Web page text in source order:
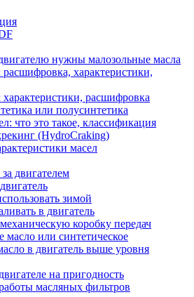
нужны малозольные масла
характеристики,
расшифровка
или полусинтетика
что это такое, классификация
(НydroСraking)
масел
двигателем
зимой
в двигатель
коробку передач
или синтетическое
в двигатель выше уровня
на пригодность
масляных фильтров